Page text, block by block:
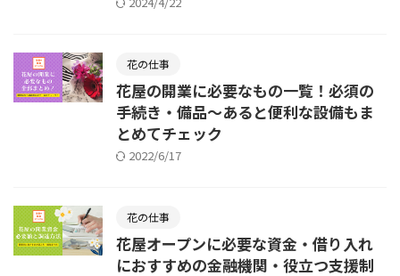
花の仕事
花屋の開業に必要なもの一覧！必須の
手続き・備品～あると便利な設備もま
とめてチェック
2022/6/17
花の仕事
花屋オープンに必要な資金・借り入れ
におすすめの金融機関・役立つ支援制